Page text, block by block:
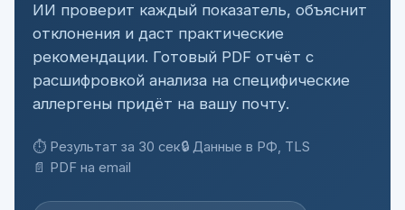
ИИ проверит каждый показатель, объяснит
отклонения и даст практические
рекомендации. Готовый PDF отчёт с
расшифровкой анализа на специфические
аллергены придёт на вашу почту.
⏱ Результат за 30 сек🔒 Данные в РФ, TLS
📄 PDF на email